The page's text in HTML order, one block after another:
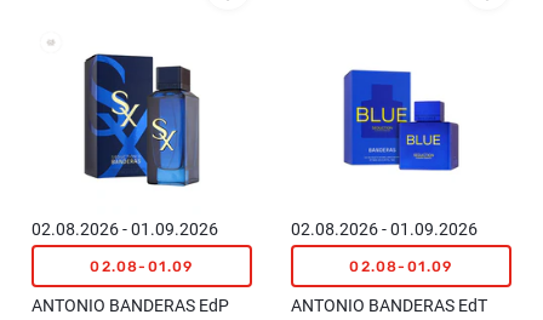
02.08.2026 - 01.09.2026
02.08-01.09
ANTONIO BANDERAS EdP
02.08.2026 - 01.09.2026
02.08-01.09
ANTONIO BANDERAS EdT